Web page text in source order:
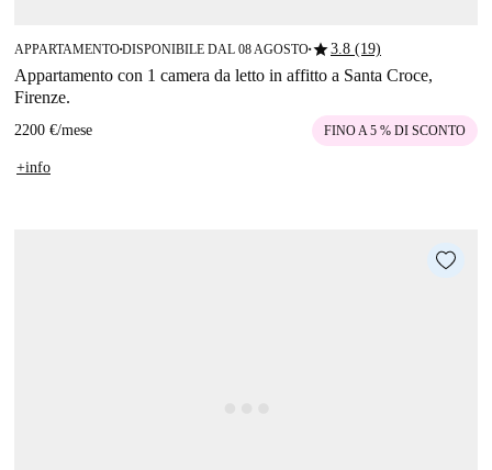
APPARTAMENTO■DISPONIBILE DAL 08 AGOSTO■star3.8 (19)
Appartamento con 1 camera da letto in affitto a Santa Croce,
Firenze.
2200 €/mese FINO A 5 % DI SCONTO
+info